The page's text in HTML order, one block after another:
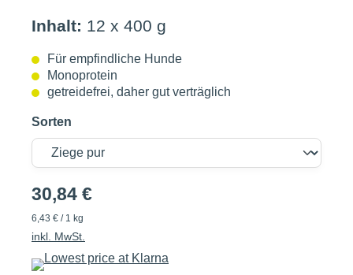
Inhalt: 12 x 400 g
Für empfindliche Hunde
Monoprotein
getreidefrei, daher gut verträglich
Sorten
30,84 €
6,43 € / 1 kg
inkl. MwSt.